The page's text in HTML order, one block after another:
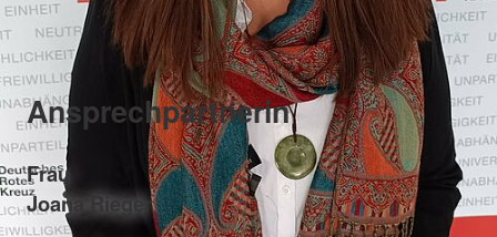
Ansprechpartnerin
Frau
Joana Rieger